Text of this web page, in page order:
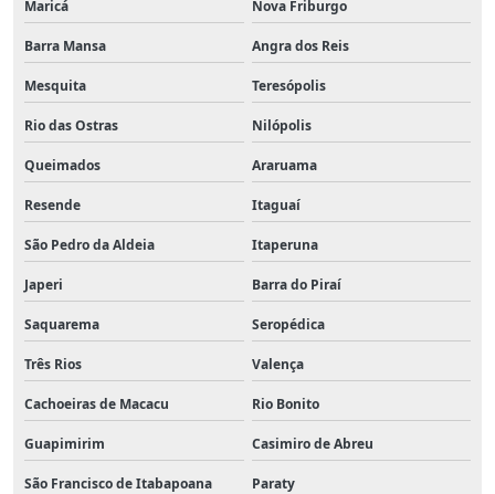
Maricá Nova Friburgo
Barra Mansa Angra dos Reis
Mesquita Teresópolis
Rio das Ostras Nilópolis
Queimados Araruama
Resende Itaguaí
São Pedro da Aldeia Itaperuna
Japeri Barra do Piraí
Saquarema Seropédica
Três Rios Valença
Cachoeiras de Macacu Rio Bonito
Guapimirim Casimiro de Abreu
São Francisco de Itabapoana Paraty